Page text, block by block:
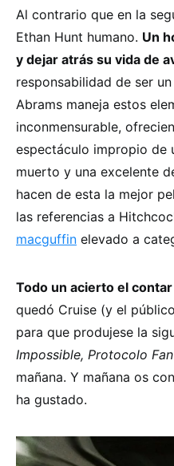
Al contrario que en la
Ethan Hunt humano. Un
y dejar atrás su vida de
responsabilidad de ser
Abrams maneja estos
inconmensurable,
espectáculo impropio de
muerto y una excelente
hacen de esta la mejor
las referencias a
macguffin elevado a
Todo un acierto el
quedó Cruise (y el
para que produjese la
Impossible, Protocolo
mañana. Y mañana os
ha gustado.